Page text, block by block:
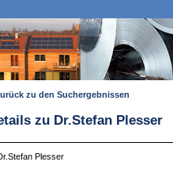
zu den Suchergebnissen
zu Dr.Stefan Plesser
Plesser